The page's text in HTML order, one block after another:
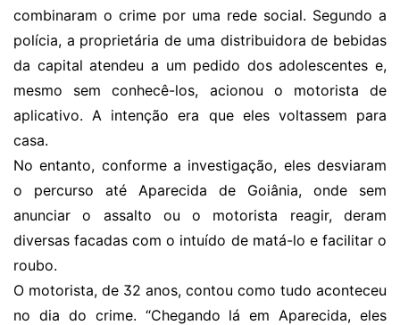
combinaram o crime por uma rede social. Segundo a
polícia, a proprietária de uma distribuidora de bebidas
da capital atendeu a um pedido dos adolescentes e,
mesmo sem conhecê-los, acionou o motorista de
aplicativo. A intenção era que eles voltassem para
casa.
No entanto, conforme a investigação, eles desviaram
o percurso até Aparecida de Goiânia, onde sem
anunciar o assalto ou o motorista reagir, deram
diversas facadas com o intuído de matá-lo e facilitar o
roubo.
O motorista, de 32 anos, contou como tudo aconteceu
no dia do crime. “Chegando lá em Aparecida, eles